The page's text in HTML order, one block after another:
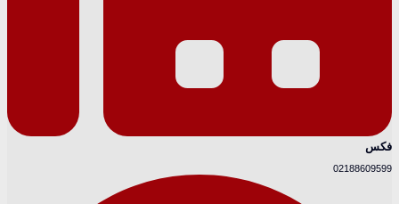
فکس
02188609599